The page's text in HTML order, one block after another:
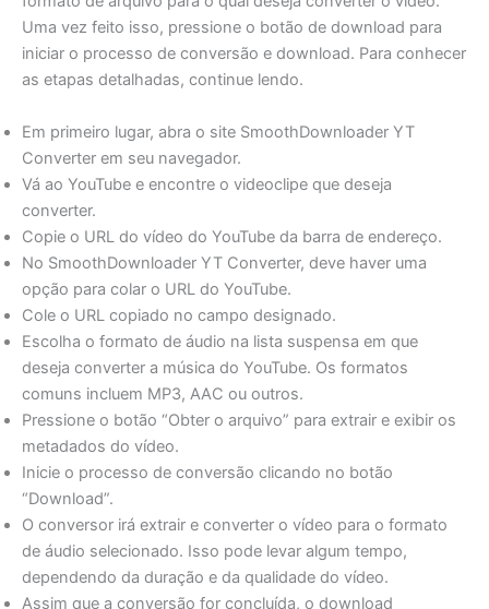
Uma vez feito isso, pressione o botão de download para
iniciar o processo de conversão e download. Para conhecer
as etapas detalhadas, continue lendo.
Em primeiro lugar, abra o site SmoothDownloader YT
Converter em seu navegador.
Vá ao YouTube e encontre o videoclipe que deseja
converter.
Copie o URL do vídeo do YouTube da barra de endereço.
No SmoothDownloader YT Converter, deve haver uma
opção para colar o URL do YouTube.
Cole o URL copiado no campo designado.
Escolha o formato de áudio na lista suspensa em que
deseja converter a música do YouTube. Os formatos
comuns incluem MP3, AAC ou outros.
Pressione o botão “Obter o arquivo” para extrair e exibir os
metadados do vídeo.
Inicie o processo de conversão clicando no botão
“Download”.
O conversor irá extrair e converter o vídeo para o formato
de áudio selecionado. Isso pode levar algum tempo,
dependendo da duração e da qualidade do vídeo.
Assim que a conversão for concluída, o download